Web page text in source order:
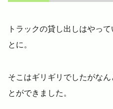
トラックの貸し出しはやっ
とに。
そこはギリギリでしたがな
とができました。